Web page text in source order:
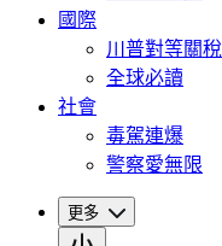
國際
川普對等關稅
全球必讀
社會
毒駕連爆
警察愛無限
更多